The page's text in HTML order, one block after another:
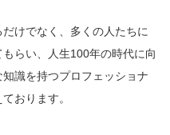
けでなく、多くの人たちに
らい、人生100年の時代に向
識を持つプロフェッショナ
おります。